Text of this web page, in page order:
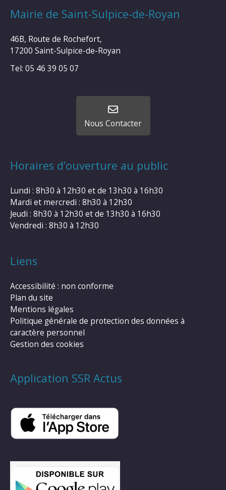
Mairie de Saint-Sulpice-de-Royan
46B, Route de Rochefort,
17200 Saint-Sulpice-de-Royan
Tel: 05 46 39 05 07
Nous Contacter
Horaires d’ouverture au public
Lundi : 8h30 à 12h30 et de 13h30 à 16h30
Mardi et mercredi : 8h30 à 12h30
Jeudi : 8h30 à 12h30 et de 13h30 à 16h30
Vendredi : 8h30 à 12h30
Liens
Accessibilité : non conforme
Plan du site
Mentions légales
Politique générale de protection des données à
caractère personnel
Gestion des cookies
Application SSR Actus